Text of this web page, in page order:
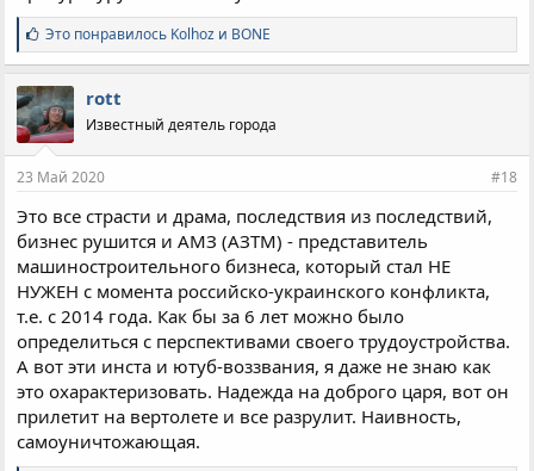
С
и
м
п
а
т
и
:
Это понравилось Kolhoz и BONE
rott
Известный деятель города
23 Май 2020 #18
Это все страсти и драма, последствия из последствий,
бизнес рушится и АМЗ (АЗТМ) - представитель
машиностроительного бизнеса, который стал НЕ
НУЖЕН с момента российско-украинского конфликта,
т.е. с 2014 года. Как бы за 6 лет можно было
определиться с перспективами своего трудоустройства.
А вот эти инста и ютуб-воззвания, я даже не знаю как
это охарактеризовать. Надежда на доброго царя, вот он
прилетит на вертолете и все разрулит. Наивность,
самоуничтожающая.